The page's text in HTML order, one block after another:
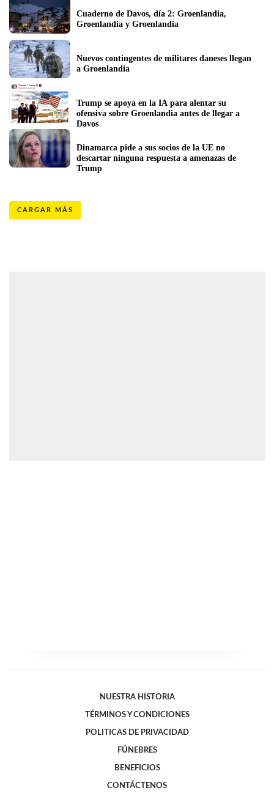
Cuaderno de Davos, día 2: Groenlandia,
Groenlandia y Groenlandia
Nuevos contingentes de militares daneses llegan
a Groenlandia
Trump se apoya en la IA para alentar su
ofensiva sobre Groenlandia antes de llegar a
Davos
Dinamarca pide a sus socios de la UE no
descartar ninguna respuesta a amenazas de
Trump
CARGAR MÁS
NUESTRA HISTORIA
TÉRMINOS Y CONDICIONES
POLITICAS DE PRIVACIDAD
FÚNEBRES
BENEFICIOS
CONTÁCTENOS